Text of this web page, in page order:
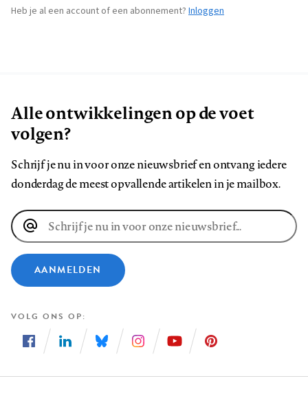
Heb je al een account of een abonnement? Inloggen
Alle ontwikkelingen op de voet
volgen?
Schrijf je nu in voor onze nieuwsbrief en ontvang iedere
donderdag de meest opvallende artikelen in je mailbox.
E-
mailadres
AANMELDEN
VOLG ONS OP
ons
ons
ons
ons
ons
ons